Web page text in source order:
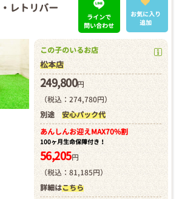
レトリバー
ラインで
問い合わせ
お気に入り
追加
この子のいるお店
松本店
249,800円
（税込：274,780円）
別途 安心パック代
あんしんお迎えMAX70%割
100ヶ月生命保障付き！
56,205円
（税込：81,185円）
詳細はこちら